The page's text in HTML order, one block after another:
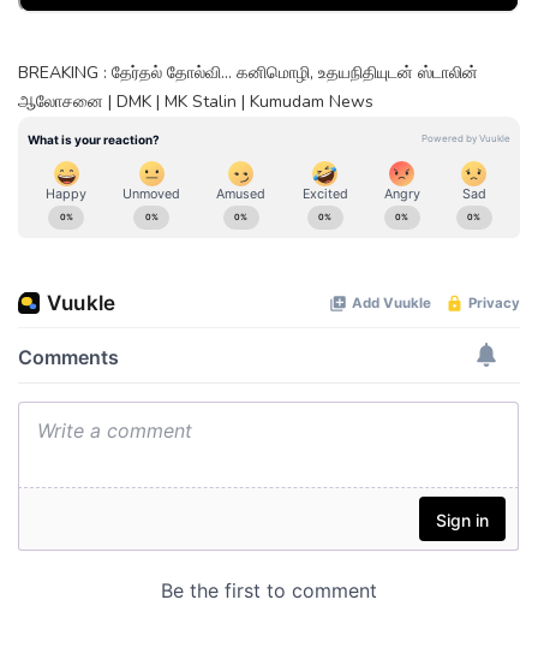
BREAKING : தேர்தல் தோல்வி... கனிமொழி, உதயநிதியுடன் ஸ்டாலின்
ஆலோசனை | DMK | MK Stalin | Kumudam News